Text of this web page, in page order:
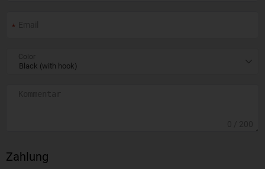
Color
Zahlung